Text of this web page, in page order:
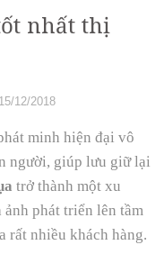
nhất thị
15/12/2018
minh hiện đại vô
người, giúp lưu giữ lại
trở thành một xu
phát triển lên tầm
rất nhiều khách hàng.